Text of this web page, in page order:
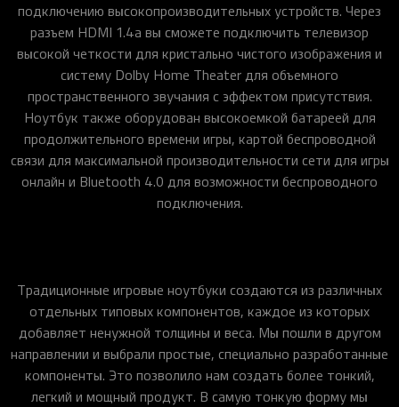
подключению высокопроизводительных устройств. Через
разъем HDMI 1.4a вы сможете подключить телевизор
высокой четкости для кристально чистого изображения и
систему Dolby Home Theater для объемного
пространственного звучания с эффектом присутствия.
Ноутбук также оборудован высокоемкой батареей для
продолжительного времени игры, картой беспроводной
связи для максимальной производительности сети для игры
онлайн и Bluetooth 4.0 для возможности беспроводного
подключения.
Традиционные игровые ноутбуки создаются из различных
отдельных типовых компонентов, каждое из которых
добавляет ненужной толщины и веса. Мы пошли в другом
направлении и выбрали простые, специально разработанные
компоненты. Это позволило нам создать более тонкий,
легкий и мощный продукт. В самую тонкую форму мы